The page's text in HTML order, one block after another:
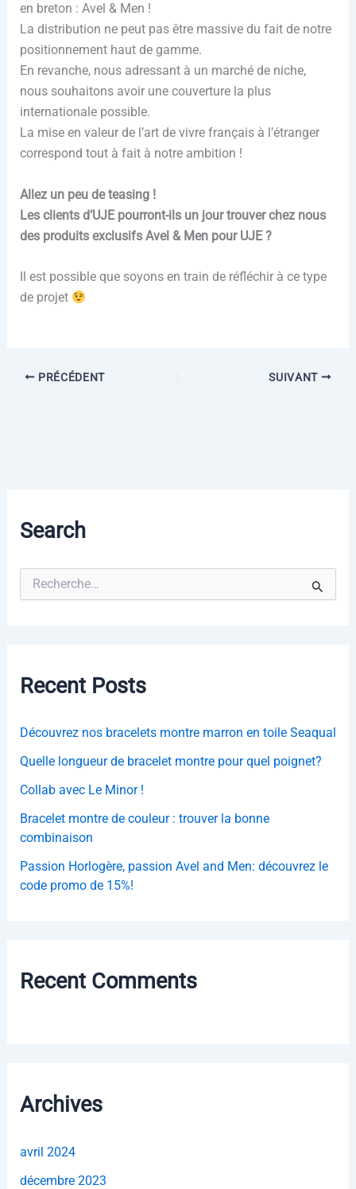
en breton : Avel & Men !
La distribution ne peut pas être massive du fait de notre
positionnement haut de gamme.
En revanche, nous adressant à un marché de niche,
nous souhaitons avoir une couverture la plus
internationale possible.
La mise en valeur de l’art de vivre français à l’étranger
correspond tout à fait à notre ambition !
Allez un peu de teasing !
Les clients d’UJE pourront-ils un jour trouver chez nous
des produits exclusifs Avel & Men pour UJE ?
Il est possible que soyons en train de réfléchir à ce type
de projet
PRÉCÉDENT SUIVANT
Search
h
Recent Posts
Découvrez nos bracelets montre marron en toile Seaqual
Quelle longueur de bracelet montre pour quel poignet?
Collab avec Le Minor !
Bracelet montre de couleur : trouver la bonne
combinaison
Passion Horlogère, passion Avel and Men: découvrez le
code promo de 15%!
Recent Comments
Archives
avril 2024
décembre 2023